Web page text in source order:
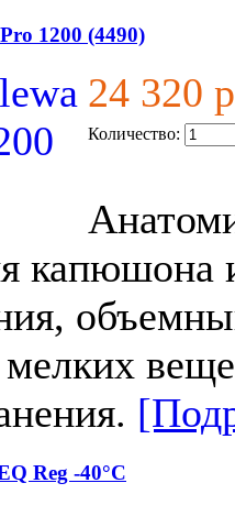
1200 (4490)
24 320
Количество:
капюшона
Reg -40°C